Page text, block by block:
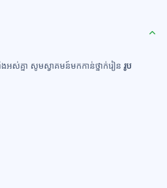
ស់គ្នា សូមស្វាគមន៍មកកាន់ថ្នាក់រៀន រូប